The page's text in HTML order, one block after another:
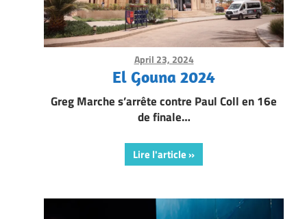
April 23, 2024Framboise Gommendy
El Gouna 2024
Greg Marche s’arrête contre Paul Coll en 16e
de finale…
Lire l'article